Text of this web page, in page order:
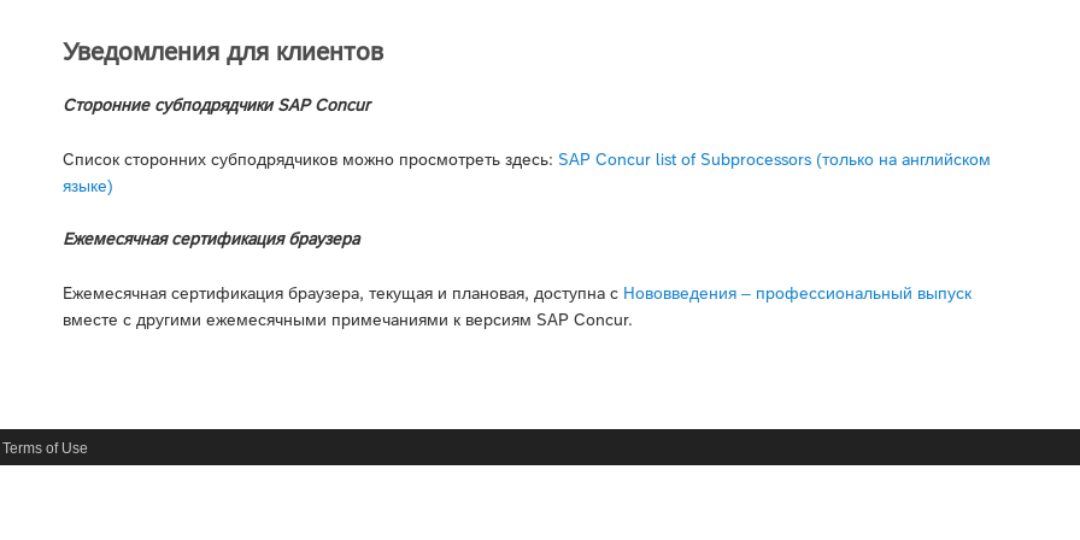
Уведомления для клиентов
Сторонние субподрядчики SAP Concur
Список сторонних субподрядчиков можно просмотреть здесь: SAP Concur list of Subprocessors (только на английском
языке)
Ежемесячная сертификация браузера
Ежемесячная сертификация браузера, текущая и плановая, доступна с Нововведения – профессиональный выпуск
вместе с другими ежемесячными примечаниями к версиям SAP Concur.
Terms of Use